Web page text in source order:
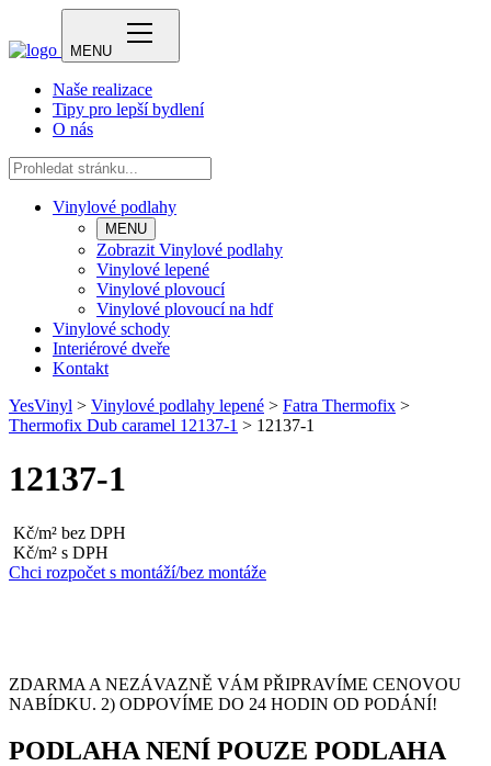
MENU
Naše realizace
Tipy pro lepší bydlení
O nás
Vinylové podlahy
MENU
Zobrazit Vinylové podlahy
Vinylové lepené
Vinylové plovoucí
Vinylové plovoucí na hdf
Vinylové schody
Interiérové dveře
Kontakt
YesVinyl > Vinylové podlahy lepené > Fatra Thermofix >
Thermofix Dub caramel 12137-1 > 12137-1
12137-1
Kč/m² bez DPH
Kč/m² s DPH
Chci rozpočet s montáží/bez montáže
ZDARMA A NEZÁVAZNĚ VÁM PŘIPRAVÍME CENOVOU
NABÍDKU. 2) ODPOVÍME DO 24 HODIN OD PODÁNÍ!
PODLAHA NENÍ POUZE PODLAHA